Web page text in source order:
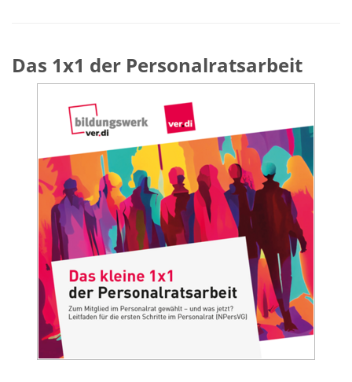
Das 1x1 der Personalratsarbeit